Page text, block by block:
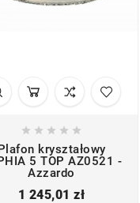
    
kryształowy
5 TOP AZ0521 -
Azzardo
1 245,01 złCena